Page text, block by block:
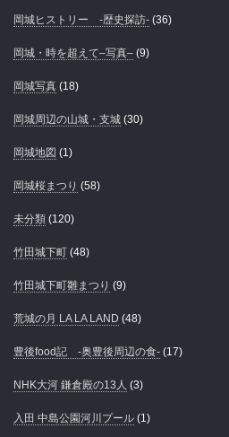
岡城ヒストリー -歴史探訪- (36)
岡城・時を超えて–写真– (9)
岡城写真 (18)
岡城周辺の山城・支城 (30)
岡城地図 (1)
岡城桜まつり (58)
未分類 (120)
竹田城下町 (48)
竹田城下町雛まつり (9)
荒城の月 LA LA LAND (48)
豊後food記 -奥豊後周辺の食- (17)
NHK大河 鎌倉殿の13人 (3)
入田 中島公園河川プール (1)